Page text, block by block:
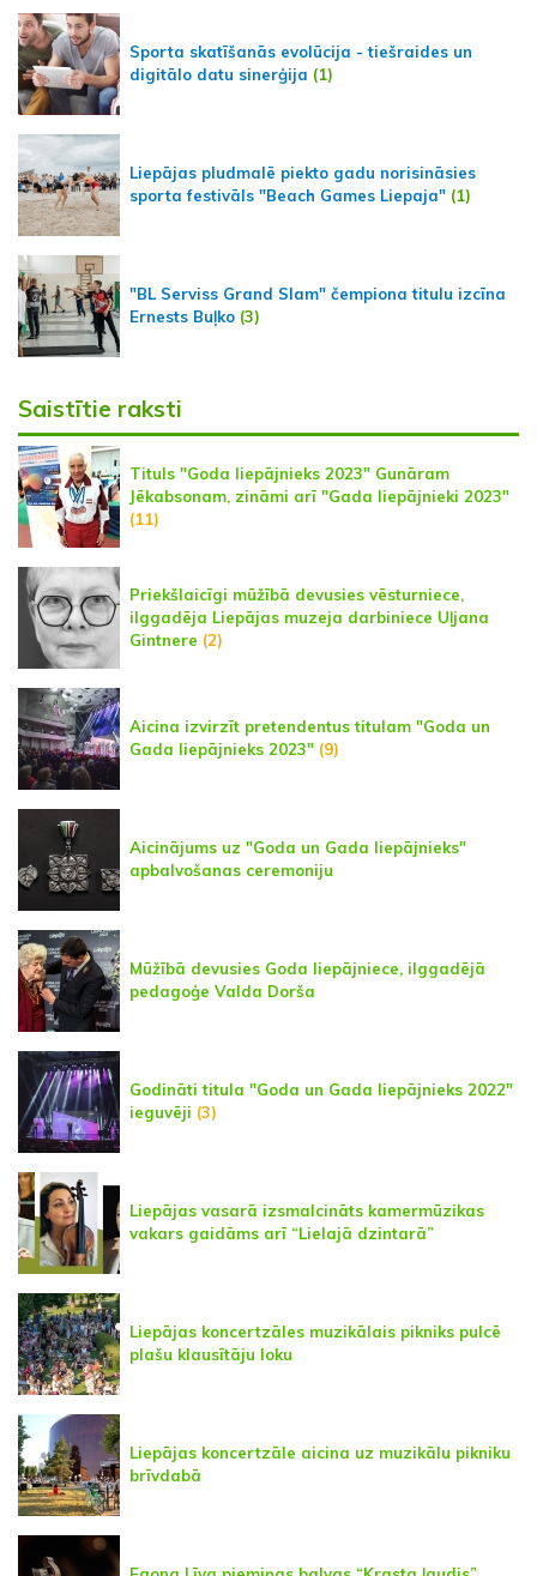
Sporta skatīšanās evolūcija - tiešraides un
digitālo datu sinerģija (1)
Liepājas pludmalē piekto gadu norisināsies
sporta festivāls "Beach Games Liepaja" (1)
"BL Serviss Grand Slam" čempiona titulu izcīna
Ernests Buļko (3)
Saistītie raksti
Tituls "Goda liepājnieks 2023" Gunāram
Jēkabsonam, zināmi arī "Gada liepājnieki 2023"
(11)
Priekšlaicīgi mūžībā devusies vēsturniece,
ilggadēja Liepājas muzeja darbiniece Uļjana
Gintnere (2)
Aicina izvirzīt pretendentus titulam "Goda un
Gada liepājnieks 2023" (9)
Aicinājums uz "Goda un Gada liepājnieks"
apbalvošanas ceremoniju
Mūžībā devusies Goda liepājniece, ilggadējā
pedagoģe Valda Dorša
Godināti titula "Goda un Gada liepājnieks 2022"
ieguvēji (3)
Liepājas vasarā izsmalcināts kamermūzikas
vakars gaidāms arī “Lielajā dzintarā”
Liepājas koncertzāles muzikālais pikniks pulcē
plašu klausītāju loku
Liepājas koncertzāle aicina uz muzikālu pikniku
brīvdabā